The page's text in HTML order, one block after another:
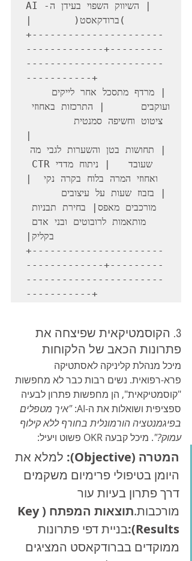
| השיווק השפוי בעידן ה-AI
+----------------------
-------------+---------
-----------------------
-----------+
+----------------------
-------------+---------
-----------------------
3. הקוסמטיקאית שפיצחה את
פתרונות הכאב של הלקוחות
מיכל מנהלת קליניקה לאסתטיקה
פרא-רפואית. נשים רבות כבר לא מחפשות
"קוסמטיקאית", הן מחפשות פתרון לבעיה
ספציפית ושואלות את ה-AI:
"איך מטפלים
בפיגמנטציה הורמונלית בחורף ללא קילוף
עמוק?". מיכל קבעה OKR פשוט ויעיל:
המטרה (Objective):
למלא את
היומן בטיפולי פרימיום משקמים
דרך פתרון בעיות עור
מורכבות.
תוצאות המפתח (Key
Results): בניית דפי פתרונות
ממוקדים בברודקאסט המציגים